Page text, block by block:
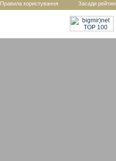
Правила користування Засади